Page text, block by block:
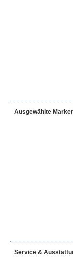
Ausgewählte
Service &